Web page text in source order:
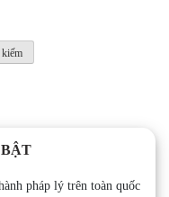
pháp lý trên toàn quốc